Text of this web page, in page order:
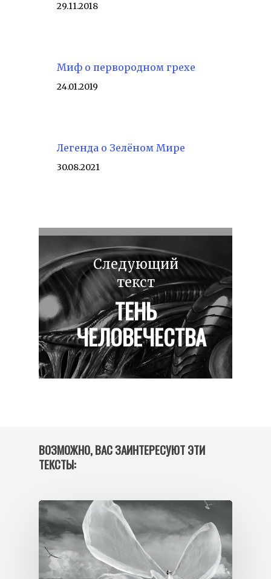
29.11.2018
Миф о первородном грехе
24.01.2019
Легенда о Зелёном Мире
30.08.2021
Следующий
текст
ТЕНЬ
ЧЕЛОВЕЧЕСТВА
ВОЗМОЖНО, ВАС ЗАИНТЕРЕСУЮТ ЭТИ
ТЕКСТЫ: